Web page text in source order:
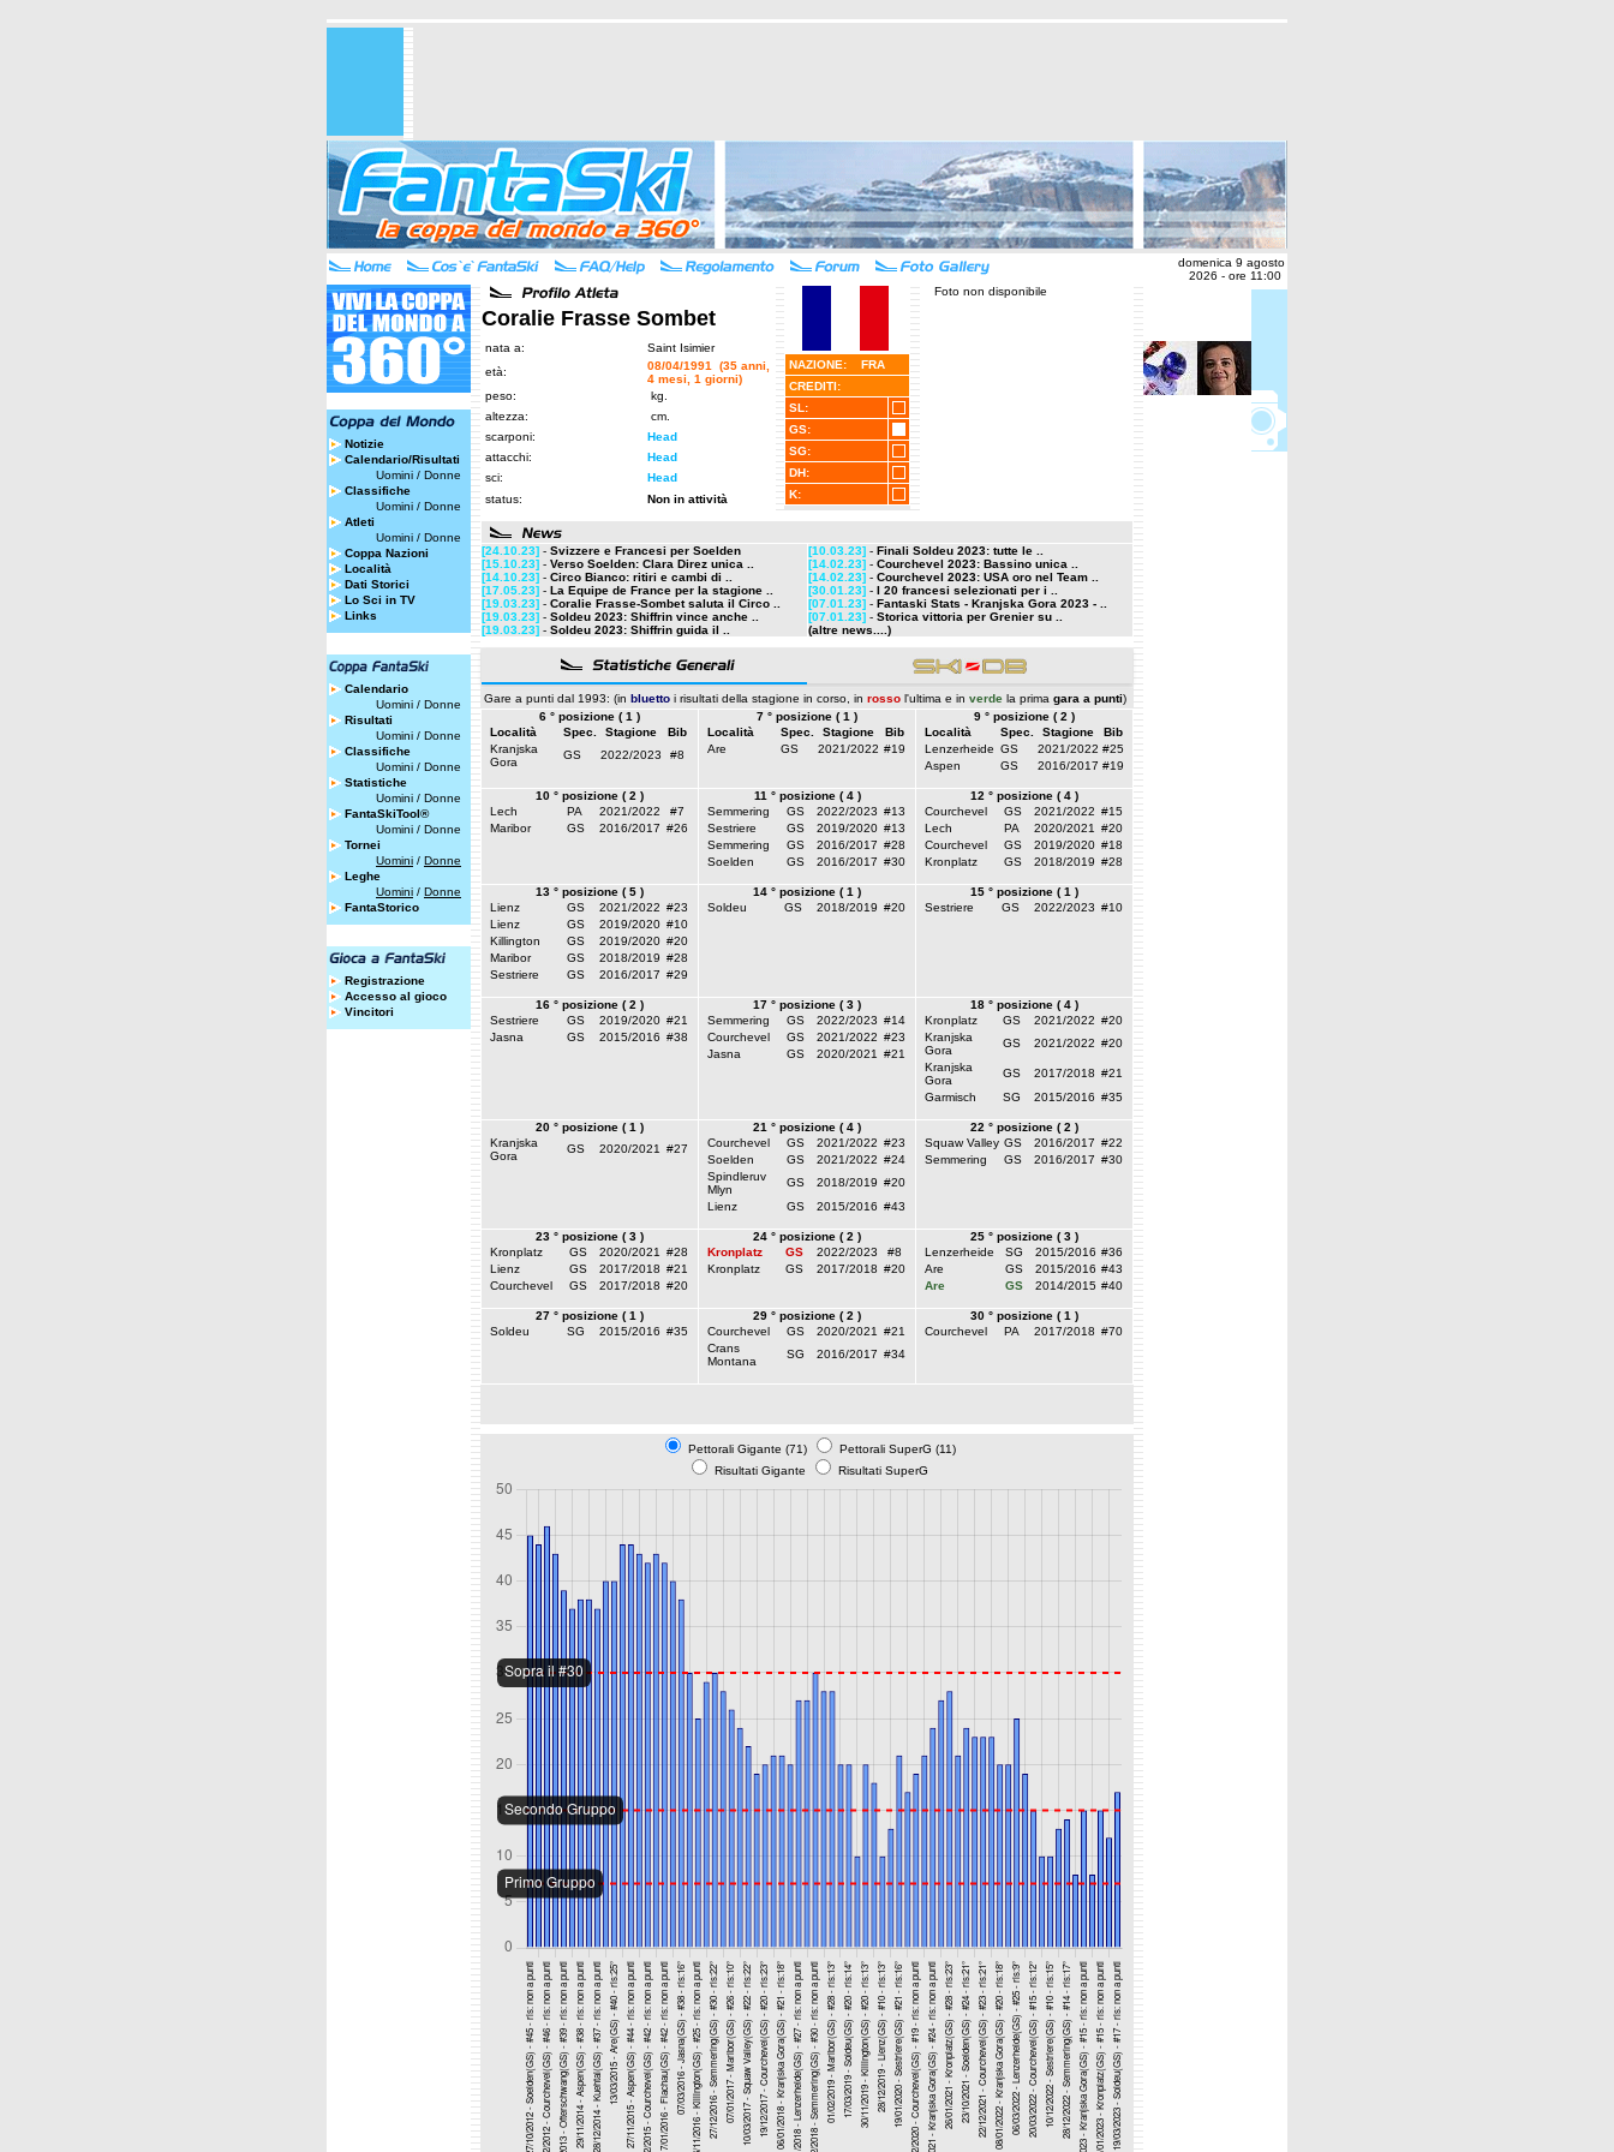
domenica 9 agosto
2026 - ore 11:00
Notizie
Calendario/Risultati
Uomini / Donne
Classifiche
Uomini / Donne
Atleti
Uomini / Donne
Coppa Nazioni
Località
Dati Storici
Lo Sci in TV
Links
Calendario
Uomini / Donne
Risultati
Uomini / Donne
Classifiche
Uomini / Donne
Statistiche
Uomini / Donne
FantaSkiTool®
Uomini / Donne
Tornei
Uomini / Donne
Leghe
Uomini / Donne
FantaStorico
Registrazione
Accesso al gioco
Vincitori
Coralie Frasse Sombet
nata a:
Saint Isimier
età:
08/04/1991 (35 anni,
4 mesi, 1 giorni)
peso:
kg.
altezza:
cm.
scarponi:
Head
attacchi:
Head
sci:
Head
status:
Non in attività
NAZIONE: FRA
CREDITI:
SL:
GS:
SG:
DH:
K:
Foto non disponibile
[24.10.23] - Svizzere e Francesi per Soelden
[15.10.23] - Verso Soelden: Clara Direz unica ..
[14.10.23] - Circo Bianco: ritiri e cambi di ..
[17.05.23] - La Equipe de France per la stagione ..
[19.03.23] - Coralie Frasse-Sombet saluta il Circo ..
[19.03.23] - Soldeu 2023: Shiffrin vince anche ..
[19.03.23] - Soldeu 2023: Shiffrin guida il ..
[10.03.23] - Finali Soldeu 2023: tutte le ..
[14.02.23] - Courchevel 2023: Bassino unica ..
[14.02.23] - Courchevel 2023: USA oro nel Team ..
[30.01.23] - I 20 francesi selezionati per i ..
[07.01.23] - Fantaski Stats - Kranjska Gora 2023 - ..
[07.01.23] - Storica vittoria per Grenier su ..
(altre news....)
Gare a punti dal 1993: (in bluetto i risultati della stagione in corso, in rosso l'ultima e in verde la prima gara a punti)
6 ° posizione ( 1 )
Località
Spec. Stagione
Bib
Kranjska
Gora
GS 2022/2023 #8
7 ° posizione ( 1 )
Località
Spec. Stagione
Bib
Are
GS 2021/2022 #19
9 ° posizione ( 2 )
Località
Spec. Stagione
Bib
Lenzerheide GS 2021/2022 #25
Aspen
GS 2016/2017 #19
10 ° posizione ( 2 )
Lech
PA 2021/2022
#7
Maribor
GS 2016/2017 #26
11 ° posizione ( 4 )
Semmering
GS 2022/2023 #13
Sestriere
GS 2019/2020 #13
Semmering
GS 2016/2017 #28
Soelden
GS 2016/2017 #30
12 ° posizione ( 4 )
Courchevel
GS 2021/2022 #15
Lech
PA 2020/2021
#20
Courchevel
GS 2019/2020 #18
Kronplatz
GS 2018/2019 #28
13 ° posizione ( 5 )
Lienz
GS 2021/2022 #23
Lienz
GS 2019/2020 #10
Killington
GS 2019/2020 #20
Maribor
GS 2018/2019 #28
Sestriere
GS 2016/2017 #29
14 ° posizione ( 1 )
Soldeu
GS 2018/2019 #20
15 ° posizione ( 1 )
Sestriere
GS 2022/2023 #10
16 ° posizione ( 2 )
Sestriere
GS 2019/2020 #21
Jasna
GS 2015/2016 #38
17 ° posizione ( 3 )
Semmering
GS 2022/2023 #14
Courchevel
GS 2021/2022 #23
Jasna
GS 2020/2021 #21
18 ° posizione ( 4 )
Kronplatz
GS 2021/2022 #20
Kranjska
Gora
GS 2021/2022 #20
Kranjska
Gora
GS 2017/2018 #21
Garmisch
SG 2015/2016 #35
20 ° posizione ( 1 )
Kranjska
Gora
GS 2020/2021 #27
21 ° posizione ( 4 )
Courchevel
GS 2021/2022 #23
Soelden
GS 2021/2022 #24
Spindleruv
Mlyn
GS 2018/2019 #20
Lienz
GS 2015/2016 #43
22 ° posizione ( 2 )
Squaw Valley GS 2016/2017 #22
Semmering
GS 2016/2017 #30
23 ° posizione ( 3 )
Kronplatz
GS 2020/2021
#28
Lienz
GS 2017/2018 #21
Courchevel
GS 2017/2018 #20
24 ° posizione ( 2 )
Kronplatz
GS 2022/2023
#8
Kronplatz
GS 2017/2018 #20
25 ° posizione ( 3 )
Lenzerheide
SG 2015/2016 #36
Are
GS 2015/2016 #43
Are
GS 2014/2015 #40
27 ° posizione ( 1 )
Soldeu
SG 2015/2016 #35
29 ° posizione ( 2 )
Courchevel
GS 2020/2021
#21
Crans
Montana
SG 2016/2017 #34
30 ° posizione ( 1 )
Courchevel
PA 2017/2018 #70
Pettorali Gigante (71)
Pettorali SuperG (11)
Risultati Gigante
Risultati SuperG